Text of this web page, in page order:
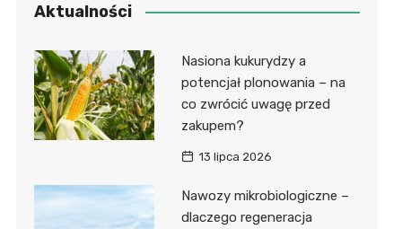
Aktualności
Nasiona kukurydzy a
potencjał plonowania – na
co zwrócić uwagę przed
zakupem?
13 lipca 2026
Nawozy mikrobiologiczne –
dlaczego regeneracja